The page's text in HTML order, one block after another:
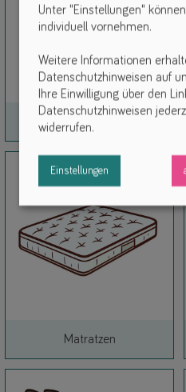
Helme & Kopfhaltesysteme
MatratzenLink
Unter "Einstellungen"
individuell vornehmen.
Weitere Informationen
Datenschutzhinweisen auf
Ihre Einwilligung über den
Datenschutzhinweisen
widerrufen.
Einstellungen